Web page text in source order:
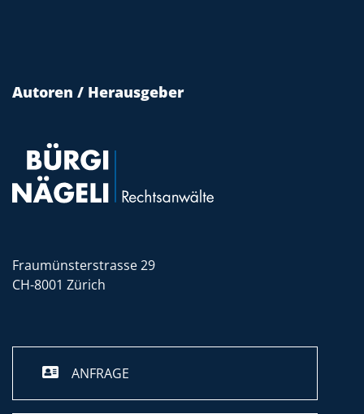
Autoren / Herausgeber
Fraumünsterstrasse 29
CH-8001 Zürich
ANFRAGE